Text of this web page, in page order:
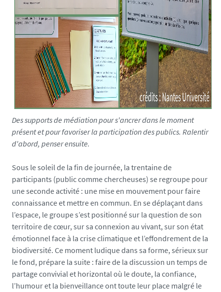
8
Des supports de médiation pour s'ancrer dans le moment
présent et pour favoriser la participation des publics. Ralentir
d'abord, penser ensuite.
Sous le soleil de la fin de journée, la trentaine de
participants (public comme chercheuses) se regroupe pour
une seconde activité : une mise en mouvement pour faire
connaissance et mettre en commun. En se déplaçant dans
l’espace, le groupe s’est positionné sur la question de son
territoire de cœur, sur sa connexion au vivant, sur son état
émotionnel face à la crise climatique et l’effondrement de la
biodiversité. Ce moment ludique dans sa forme, sérieux sur
le fond, prépare la suite : faire de la discussion un temps de
partage convivial et horizontal où le doute, la confiance,
l’humour et la bienveillance ont toute leur place malgré le